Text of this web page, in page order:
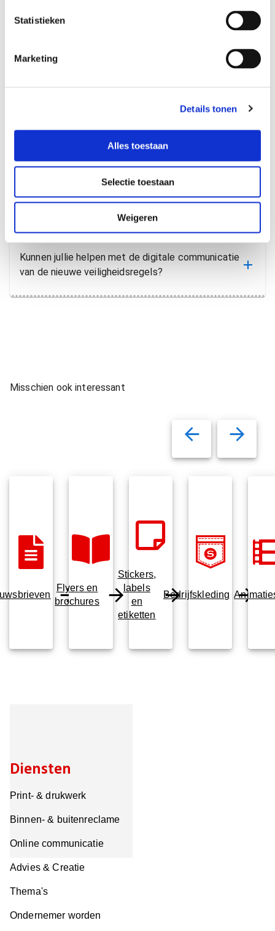
Statistieken
Marketing
Details tonen
Alles toestaan
Selectie toestaan
Weigeren
Veelgestelde
Kunnen jullie ook veiligheidshandboeken
Kan ik mijn communicatie makkelijk wijzigen als de
Kunnen jullie helpen met de digitale communicatie
van de nieuwe veiligheidsregels?
Misschien ook interessant
Flyers en
brochures
Stickers,
labels
en
etiketten
Bedrijfskleding
Diensten
Print- & drukwerk
Binnen- & buitenreclame
Online communicatie
Advies & Creatie
Thema's
Ondernemer worden